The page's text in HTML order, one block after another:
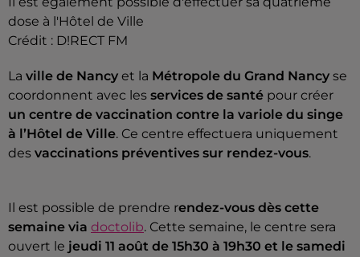
dose à l'Hôtel de Ville
Crédit : D!RECT FM
La ville de Nancy et la Métropole du Grand Nancy se
coordonnent avec les services de santé pour créer
un centre de vaccination contre la variole du singe
à l’Hôtel de Ville. Ce centre effectuera uniquement
des vaccinations préventives sur rendez-vous.
Il est possible de prendre rendez-vous dès cette
semaine via doctolib. Cette semaine, le centre sera
ouvert le jeudi 11 août de 15h30 à 19h30 et le samedi